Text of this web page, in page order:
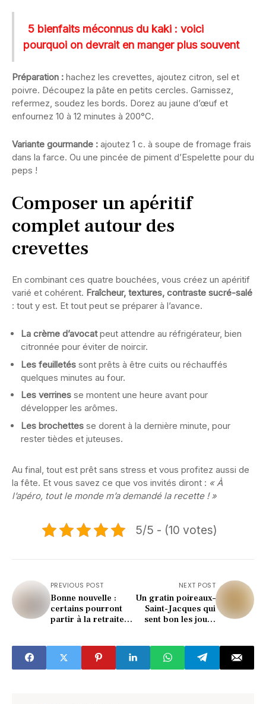
5 bienfaits méconnus du kaki : voici
pourquoi on devrait en manger plus souvent
Préparation : hachez les crevettes, ajoutez citron, sel et
poivre. Découpez la pâte en petits cercles. Garnissez,
refermez, soudez les bords. Dorez au jaune d’œuf et
enfournez 10 à 12 minutes à 200°C.
Variante gourmande : ajoutez 1 c. à soupe de fromage frais
dans la farce. Ou une pincée de piment d’Espelette pour du
peps !
Composer un apéritif
complet autour des
crevettes
En combinant ces quatre bouchées, vous créez un apéritif
varié et cohérent. Fraîcheur, textures, contraste sucré-salé
: tout y est. Et tout peut se préparer à l’avance.
La crème d’avocatpeut attendre au réfrigérateur, bien
citronnée pour éviter de noircir.
Les feuilletés sont prêts à être cuits ou réchauffés
quelques minutes au four.
Les verrines se montent une heure avant pour
développer les arômes.
Les brochettes se dorent à la dernière minute, pour
rester tièdes et juteuses.
Au final, tout est prêt sans stress et vous profitez aussi de
la fête. Et vous savez ce que vos invités diront : « À
l’apéro, tout le monde m’a demandé la recette ! »
5/5 - (10 votes)
PREVIOUS POST
Bonne nouvelle :
certains pourront
partir à la retraite
NEXT POST
Un gratin poireaux–
Saint-Jacques qui
sent bon les jours